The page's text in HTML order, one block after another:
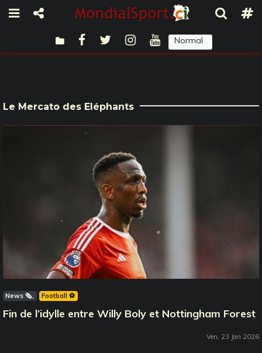
Normal
Le Mercato des Eléphants
News 🗞️ Football ⚽️
Fin de l’idylle entre Willy Boly et Nottingham Forest
Ven, 23 Jan 2026